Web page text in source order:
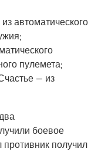
автоматического
пулемета;
— из
боевое
получил